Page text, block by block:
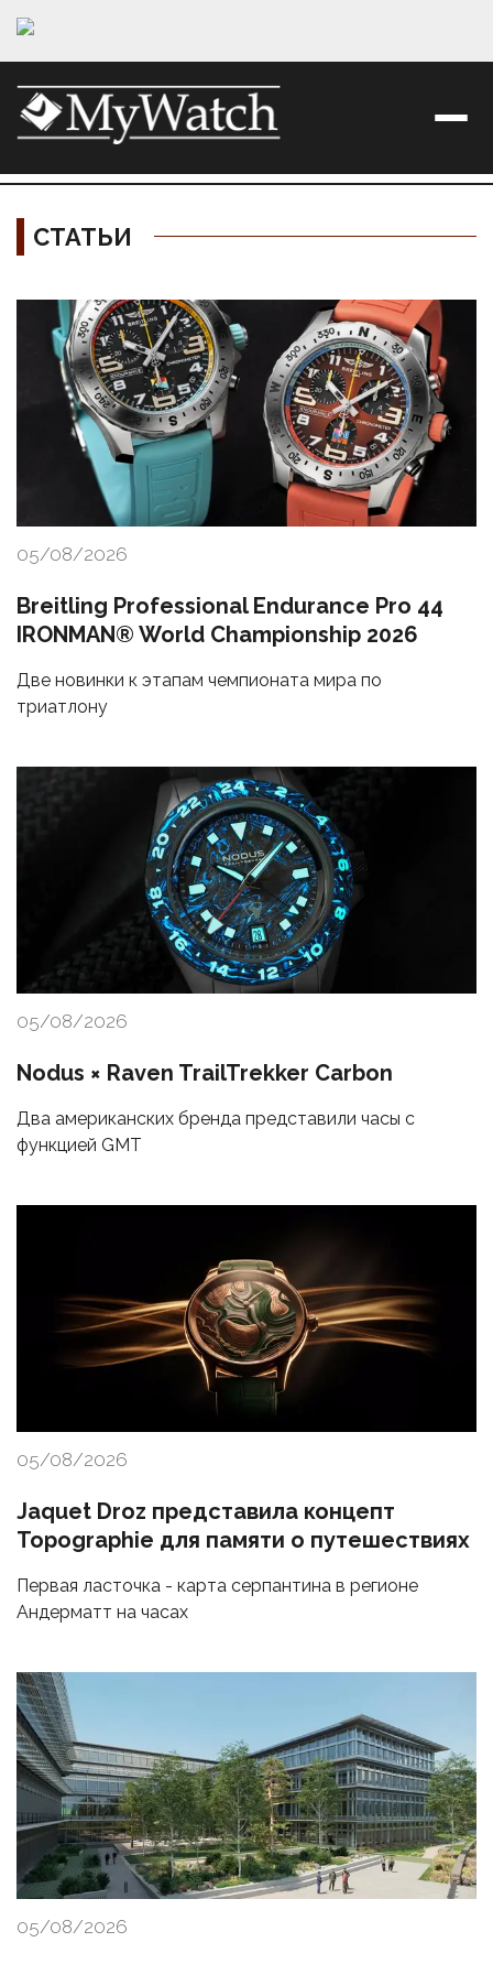
СТАТЬИ
Материалы
05/08/2026
Breitling Professional Endurance Pro 44
IRONMAN® World Championship 2026
Две новинки к этапам чемпионата мира по
триатлону
05/08/2026
Nodus × Raven TrailTrekker Carbon
Два американских бренда представили часы с
функцией GMT
05/08/2026
Jaquet Droz представила концепт
Topographie для памяти о путешествиях
Первая ласточка - карта серпантина в регионе
Андерматт на часах
05/08/2026